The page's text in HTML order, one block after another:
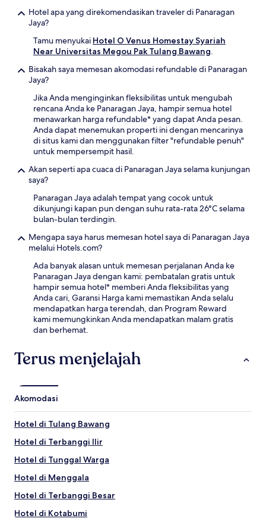
Hotel apa yang direkomendasikan traveler di Panaragan
Jaya?
Tamu menyukai Hotel O Venus Homestay Syariah
Near Universitas Megou Pak Tulang Bawang.
Bisakah saya memesan akomodasi refundable di Panaragan
Jaya?
Jika Anda menginginkan fleksibilitas untuk mengubah
rencana Anda ke Panaragan Jaya, hampir semua hotel
menawarkan harga refundable* yang dapat Anda pesan.
Anda dapat menemukan properti ini dengan mencarinya
di situs kami dan menggunakan filter "refundable penuh"
untuk mempersempit hasil.
Akan seperti apa cuaca di Panaragan Jaya selama kunjungan
saya?
Panaragan Jaya adalah tempat yang cocok untuk
dikunjungi kapan pun dengan suhu rata-rata 26°C selama
bulan-bulan terdingin.
Mengapa saya harus memesan hotel saya di Panaragan Jaya
melalui Hotels.com?
Ada banyak alasan untuk memesan perjalanan Anda ke
Panaragan Jaya dengan kami: pembatalan gratis untuk
hampir semua hotel* memberi Anda fleksibilitas yang
Anda cari, Garansi Harga kami memastikan Anda selalu
mendapatkan harga terendah, dan Program Reward
kami memungkinkan Anda mendapatkan malam gratis
dan berhemat.
Terus menjelajah
Akomodasi
Hotel di Tulang Bawang
Hotel di Terbanggi Ilir
Hotel di Tunggal Warga
Hotel di Menggala
Hotel di Terbanggi Besar
Hotel di Kotabumi